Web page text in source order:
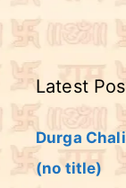
Latest
Durga
(no title)